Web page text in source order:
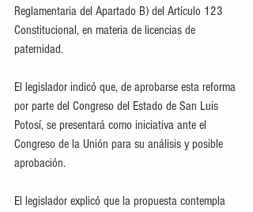
Reglamentaria del Apartado B) del Artículo 123
Constitucional, en materia de licencias de
paternidad.
El legislador indicó que, de aprobarse esta reforma
por parte del Congreso del Estado de San Luis
Potosí, se presentará como iniciativa ante el
Congreso de la Unión para su análisis y posible
aprobación.
El legislador explicó que la propuesta contempla